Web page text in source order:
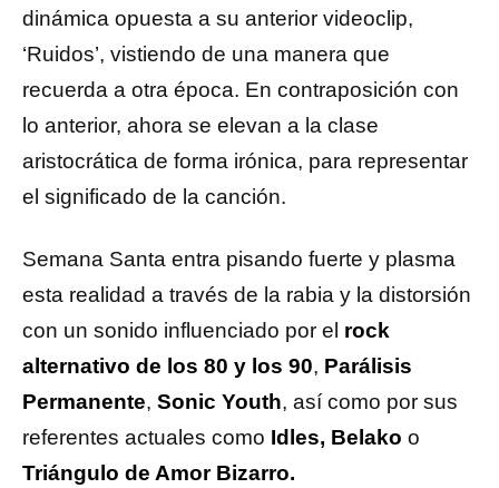
dinámica opuesta a su anterior videoclip,
‘Ruidos’, vistiendo de una manera que
recuerda a otra época. En contraposición con
lo anterior, ahora se elevan a la clase
aristocrática de forma irónica, para representar
el significado de la canción.
Semana Santa entra pisando fuerte y plasma
esta realidad a través de la rabia y la distorsión
con un sonido influenciado por el rock
alternativo de los 80 y los 90, Parálisis
Permanente, Sonic Youth, así como por sus
referentes actuales como Idles, Belako o
Triángulo de Amor Bizarro.